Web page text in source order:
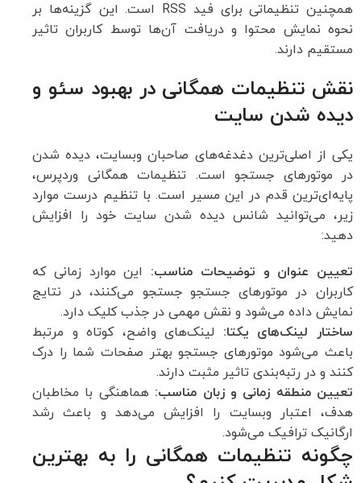
همچنین تنظیماتی برای فید RSS است. این گزینه‌ها بر
نحوه نمایش محتوا و دریافت آن‌ها توسط کاربران تاثیر
مستقیم دارند.
نقش تنظیمات همگانی در بهبود سئو و
دیده شدن سایت
یکی از اصلی‌ترین دغدغه‌های صاحبان وبسایت، دیده شدن
در موتورهای جستجو است. تنظیمات همگانی وردپرس،
پایه‌ای‌ترین قدم در این مسیر است. با تنظیم درست موارد
زیر، می‌توانید شانس دیده شدن سایت خود را افزایش
دهید:
تعیین عنوان و توضیحات مناسب: این موارد زمانی که
کاربران در موتورهای جستجو جستجو می‌کنند، در نتایج
نمایش داده می‌شود و نقش مهمی در جذب کلیک دارد.
ساختار لینک‌های یکتا: لینک‌های واضح، کوتاه و مرتبط
باعث می‌شود موتورهای جستجو بهتر صفحات شما را درک
کنند و در رتبه‌بندی تاثیر مثبت دارند.
تعیین منطقه زمانی و زبان مناسب: هماهنگی با مخاطبان
هدف، اعتبار وبسایت را افزایش می‌دهد و باعث رشد
ارگانیک ترافیک می‌شود.
چگونه تنظیمات همگانی را به بهترین